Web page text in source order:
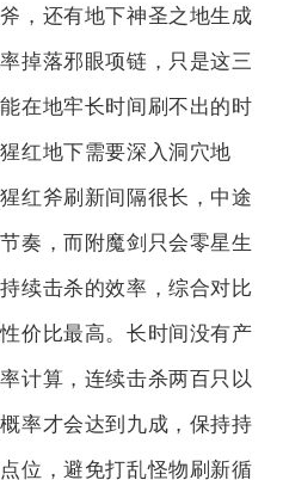
，还有地下神圣之地生成
掉落邪眼项链，只是这三
在地牢长时间刷不出的时
红地下需要深入洞穴地
红斧刷新间隔很长，中途
奏，而附魔剑只会零星生
续击杀的效率，综合对比
价比最高。长时间没有产
计算，连续击杀两百只以
率才会达到九成，保持持
位，避免打乱怪物刷新循